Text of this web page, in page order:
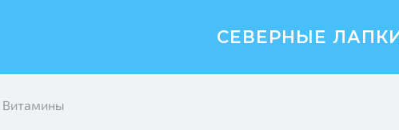
СЕВЕРНЫЕ
Витамины